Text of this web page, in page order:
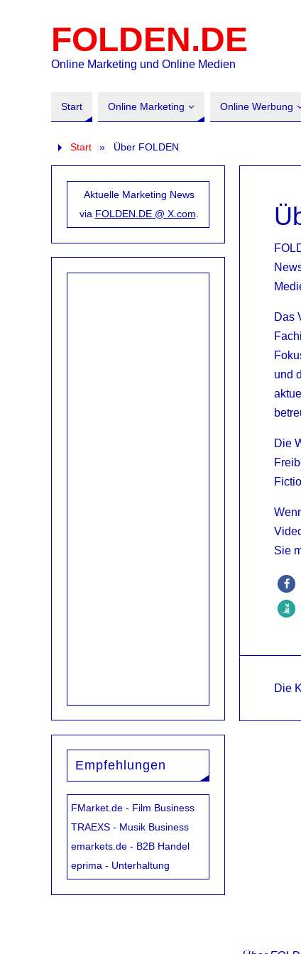
FOLDEN.DE
Online Marketing und Online Medien
Start Online Marketing Online Werbung
Start » Über FOLDEN
Das
und
Die
Sie
Die
Aktuelle Marketing News
via FOLDEN.DE @ X.com
Empfehlungen
FMarket.de - Film Business
TRAEXS - Musik Business
emarkets.de - B2B Handel
eprima - Unterhaltung